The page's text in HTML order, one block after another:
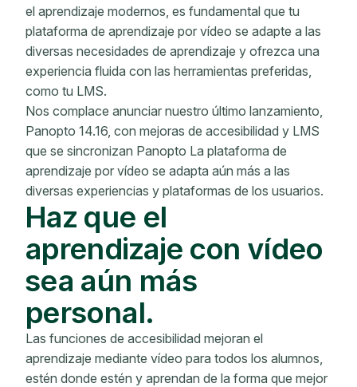
el aprendizaje modernos, es fundamental que tu
plataforma de aprendizaje por vídeo se adapte a las
diversas necesidades de aprendizaje y ofrezca una
experiencia fluida con las herramientas preferidas,
como tu LMS.
Nos complace anunciar nuestro último lanzamiento,
Panopto 14.16, con mejoras de accesibilidad y LMS
que se sincronizan Panopto La plataforma de
aprendizaje por vídeo se adapta aún más a las
diversas experiencias y plataformas de los usuarios.
Haz que el
aprendizaje con vídeo
sea aún más
personal.
Las funciones de accesibilidad mejoran el
aprendizaje mediante vídeo para todos los alumnos,
estén donde estén y aprendan de la forma que mejor